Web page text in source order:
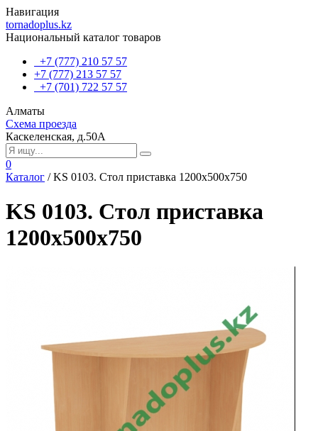
Навигация
tornadoplus.kz
Национальный каталог товаров
+7 (777) 210 57 57
+7 (777) 213 57 57
+7 (701) 722 57 57
Алматы
Схема проезда
Каскеленская, д.50А
0
Каталог /KS 0103. Стол приставка 1200х500х750
KS 0103. Стол приставка
1200х500х750